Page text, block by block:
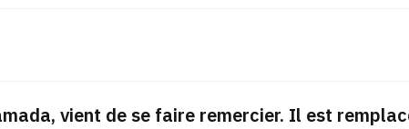
vient de se faire remercier. Il est